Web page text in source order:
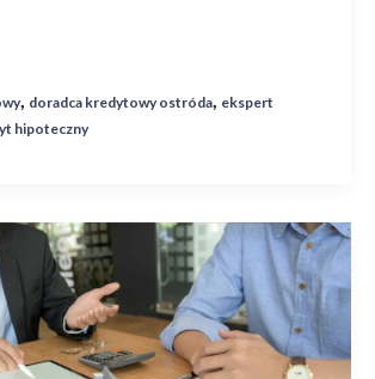
, doradca kredytowy ostróda, ekspert
hipoteczny